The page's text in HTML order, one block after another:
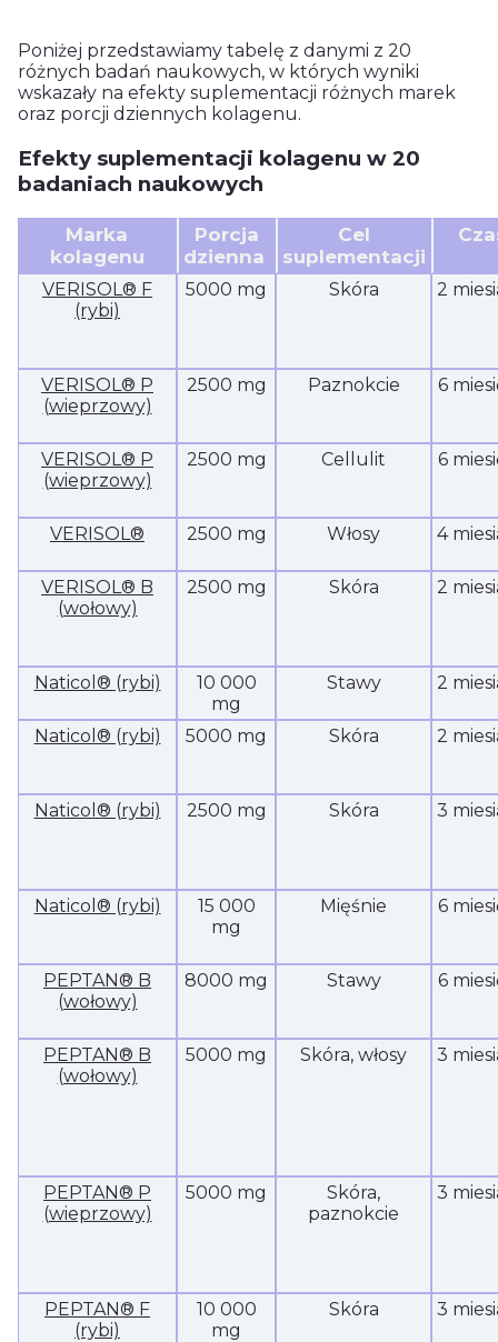
Poniżej przedstawiamy tabelę z danymi z 20
różnych badań naukowych, w których wyniki
wskazały na efekty suplementacji różnych marek
oraz porcji dziennych kolagenu.
Efekty suplementacji kolagenu w 20
badaniach naukowych
Marka
kolagenu
Porcja
dzienna
Cel
suplementacji
VERISOL® F
(rybi)
5000 mg Skóra 2
VERISOL® P
(wieprzowy)
2500 mg Paznokcie 6
VERISOL® P
(wieprzowy)
2500 mg Cellulit 6
VERISOL® 2500 mg Włosy 4
VERISOL® B
(wołowy)
2500 mg Skóra 2
Naticol® (rybi)
10 000
mg
Stawy 2
Naticol® (rybi) 5000 mg Skóra 2
Naticol® (rybi) 2500 mg Skóra 3
Naticol® (rybi)
15 000
mg
Mięśnie 6
PEPTAN® B
(wołowy)
8000 mg Stawy 6
PEPTAN® B
(wołowy)
5000 mg Skóra, włosy 3
PEPTAN® P
(wieprzowy)
5000 mg
Skóra,
paznokcie
3
PEPTAN® F
(rybi)
10 000
mg
Skóra 3